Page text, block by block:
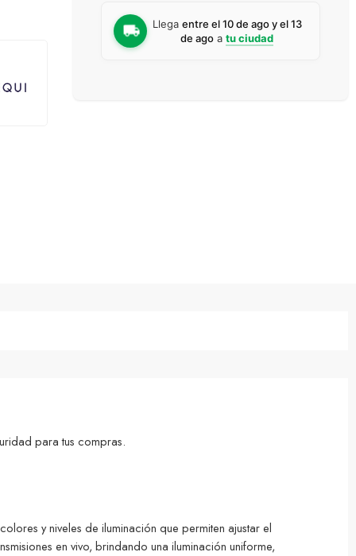
Llega entre el 10 de ago y el 13
de ago atu ciudad
para tus compras.
y niveles de iluminación que permiten ajustar el
en vivo, brindando una iluminación uniforme,